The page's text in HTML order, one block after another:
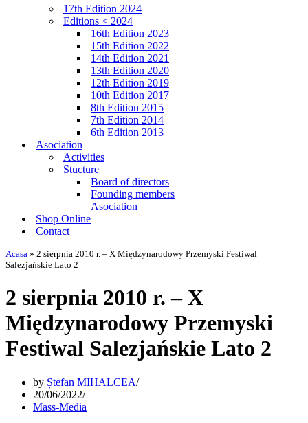
17th Edition 2024
Editions < 2024
16th Edition 2023
15th Edition 2022
14th Edition 2021
13th Edition 2020
12th Edition 2019
10th Edition 2017
8th Edition 2015
7th Edition 2014
6th Edition 2013
Asociation
Activities
Stucture
Board of directors
Founding members
Asociation
Shop Online
Contact
Acasa » 2 sierpnia 2010 r. – X Międzynarodowy Przemyski Festiwal
Salezjańskie Lato 2
2 sierpnia 2010 r. – X
Międzynarodowy Przemyski
Festiwal Salezjańskie Lato 2
by Ștefan MIHALCEA
20/06/2022
Mass-Media